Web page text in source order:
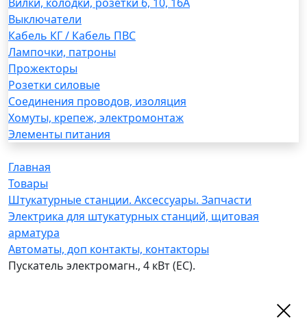
Вилки, колодки, розетки 6, 10, 16А
Выключатели
Кабель КГ / Кабель ПВС
Лампочки, патроны
Прожекторы
Розетки силовые
Соединения проводов, изоляция
Хомуты, крепеж, электромонтаж
Элементы питания
Главная
Товары
Штукатурные станции. Аксессуары. Запчасти
Электрика для штукатурных станций, щитовая
арматура
Автоматы, доп контакты, контакторы
Пускатель электромагн., 4 кВт (ЕС).